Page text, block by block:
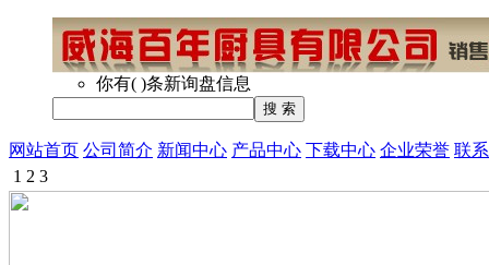
你有( )条新询盘信息
网站首页 公司简介 新闻中心 产品中心 下载中心 企业荣誉 联
1 2 3